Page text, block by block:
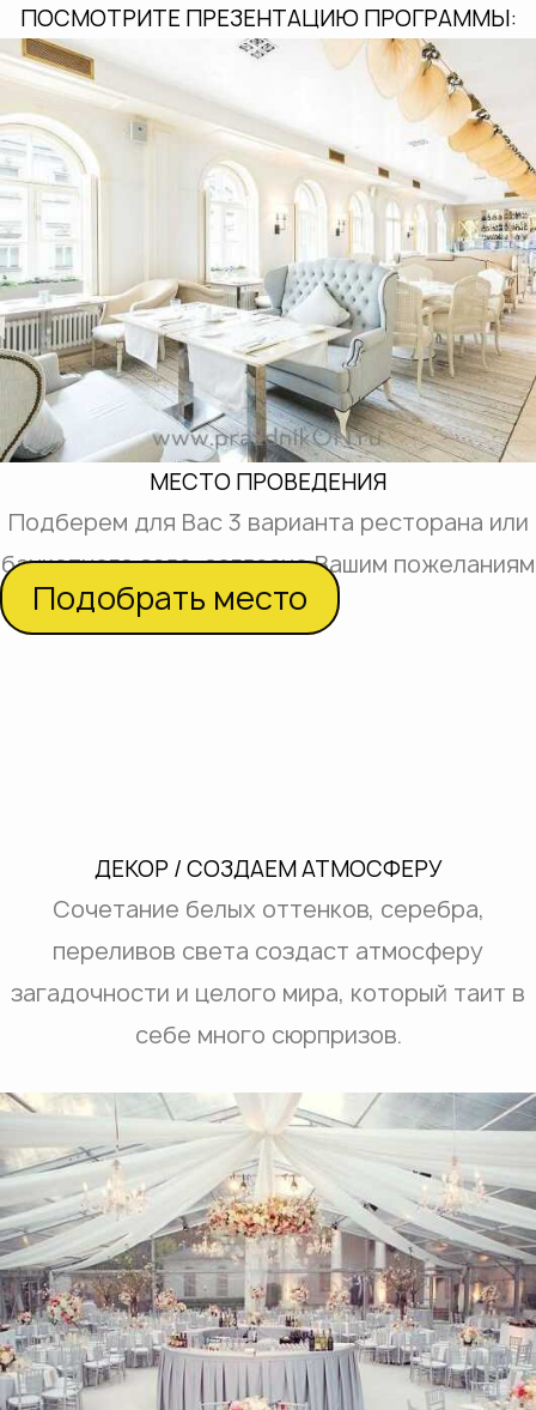
ПОСМОТРИТЕ ПРЕЗЕНТАЦИЮ ПРОГРАММЫ:
МЕСТО ПРОВЕДЕНИЯ
Подберем для Вас 3 варианта ресторана или
банкетного зала, согласно Вашим пожеланиям
Подобрать место
ДЕКОР / СОЗДАЕМ АТМОСФЕРУ
Сочетание белых оттенков, серебра,
переливов света создаст атмосферу
загадочности и целого мира, который таит в
себе много сюрпризов.